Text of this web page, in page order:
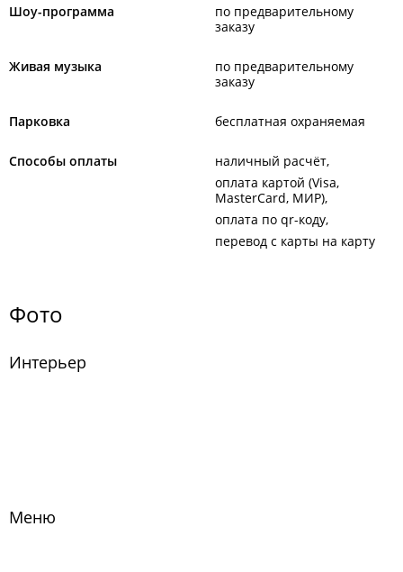
Шоу-программа
по предварительному
заказу
Живая музыка
по предварительному
заказу
Парковка бесплатная охраняемая
Способы оплаты
наличный расчёт
оплата картой (Visa,
MasterCard, МИР)
оплата по qr-коду
перевод с карты на карту
Фото
Интерьер
Меню